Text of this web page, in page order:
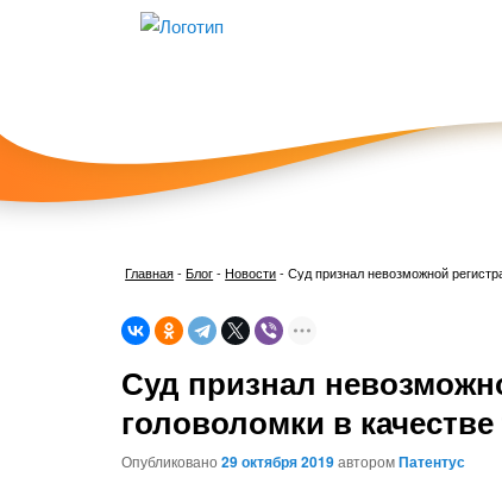
Главная-Блог- Новости- Суд признал невозможной
Суд признал
головоломки в
Опубликовано29 октября 2019авторомПатентус